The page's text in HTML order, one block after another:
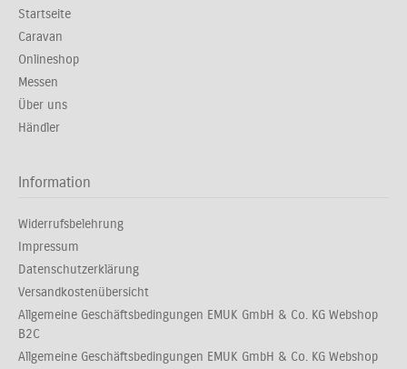
Startseite
Caravan
Onlineshop
Messen
Über uns
Händler
Information
Widerrufsbelehrung
Impressum
Datenschutzerklärung
Versandkostenübersicht
Allgemeine Geschäftsbedingungen EMUK GmbH & Co. KG Webshop
B2C
Allgemeine Geschäftsbedingungen EMUK GmbH & Co. KG Webshop